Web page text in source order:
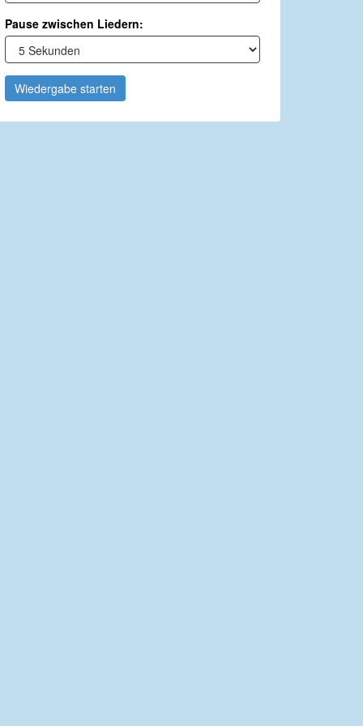
Pause zwischen Liedern:
Wiedergabe starten